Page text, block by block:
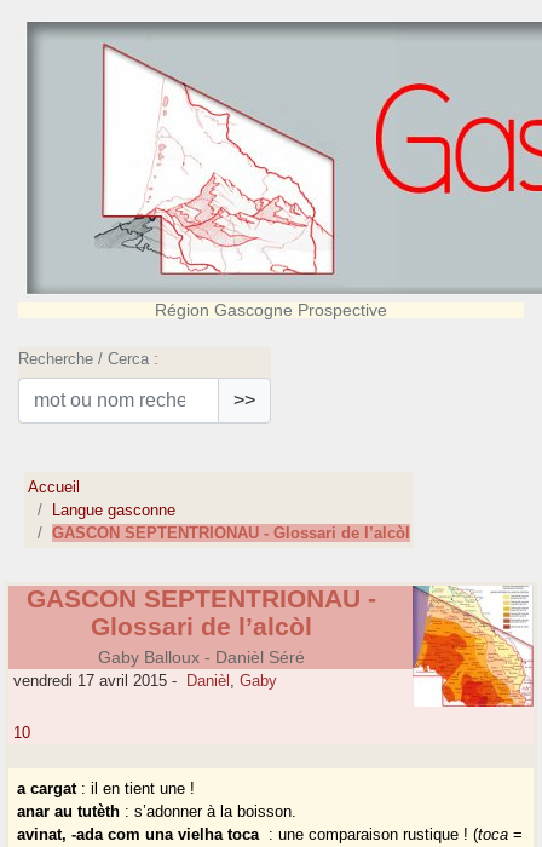
Région Gascogne Prospective
Recherche / Cerca :
>>
Accueil
Langue gasconne
GASCON SEPTENTRIONAU - Glossari de l’alcòl
GASCON SEPTENTRIONAU -
Glossari de l’alcòl
Gaby Balloux - Danièl Séré
vendredi 17 avril 2015 - Danièl ,Gaby
10
a cargat: il en tient une !
anar au tutèth : s’adonner à la boisson.
avinat, -ada com una vielha toca : une comparaison rustique ! (toca=